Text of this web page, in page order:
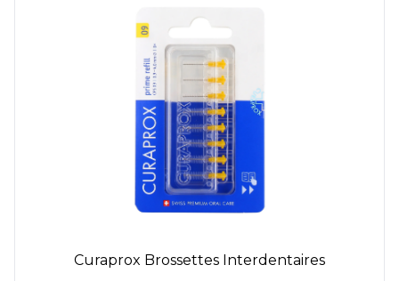
Curaprox Brossettes Interdentaires